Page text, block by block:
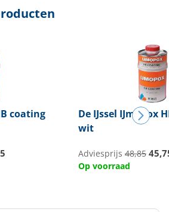
coating
De IJssel IJmopox
wit
Adviesprijs 48,85
Op voorraad